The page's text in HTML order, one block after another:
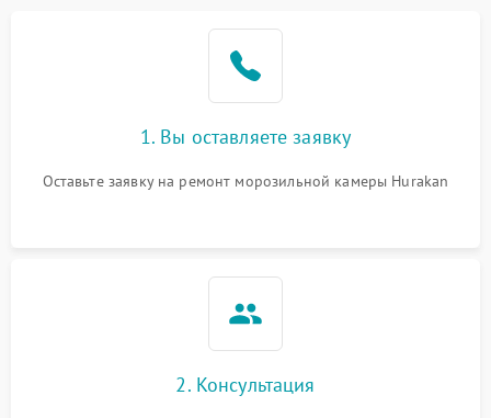
1. Вы оставляете заявку
Оставьте заявку на ремонт морозильной камеры Hurakan
2. Консультация